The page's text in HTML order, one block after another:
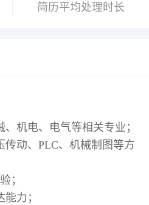
简历平均处理时长
机电、电气等相关专业；
传动、PLC、机械制图等方
；
力；